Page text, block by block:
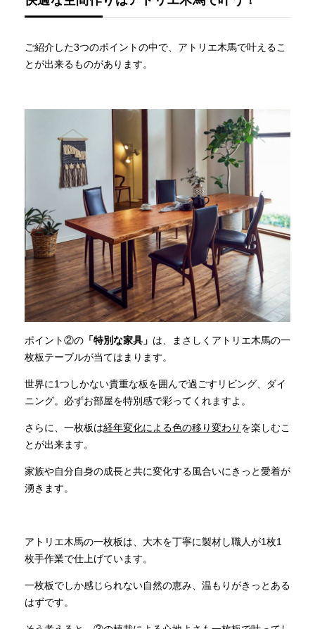
ご紹介した3つのポイントの中で、アトリエ木馬で叶えるこ
とが出来るものがあります。
ポイント②の 「特別な家具」 は、まさしくアトリエ木馬の一
枚板テーブルが当てはまります。
世界に1つしかない貴重な板を囲んで過ごすリビング、ダイ
ニング。必ずお部屋を特別感で彩ってくれますよ。
さらに、一枚板は経年変化による色の移り変わり を楽しむこ
とが出来ます。
家族や自分自身の成長と共に変化する風合いにきっと愛着が
湧きます。
アトリエ木馬の一枚板は、大木を丁寧に製材し職人が1枚1
枚手作業で仕上げています。
一枚板でしか感じられない自然の恵み、温もりがきっとある
はずです。